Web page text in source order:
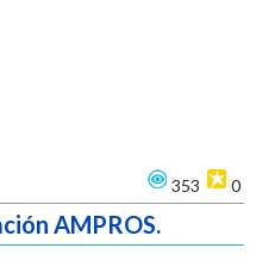
353 0
AMPROS.